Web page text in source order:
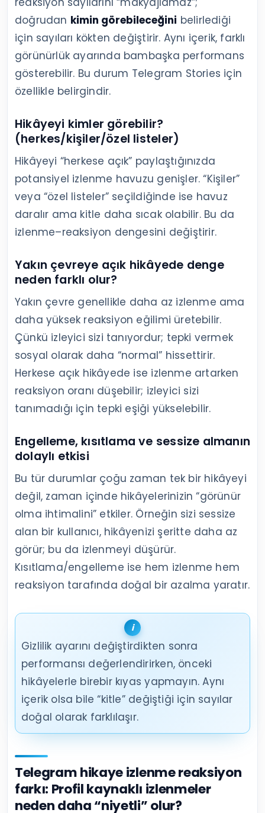
doğrudan kimin görebileceğini belirlediği
için sayıları kökten değiştirir. Aynı içerik, farklı
görünürlük ayarında bambaşka performans
gösterebilir. Bu durum Telegram Stories için
özellikle belirgindir.
Hikâyeyi kimler görebilir?
(herkes/kişiler/özel listeler)
Hikâyeyi “herkese açık” paylaştığınızda
potansiyel izlenme havuzu genişler. “Kişiler”
veya “özel listeler” seçildiğinde ise havuz
daralır ama kitle daha sıcak olabilir. Bu da
izlenme–reaksiyon dengesini değiştirir.
Yakın çevreye açık hikâyede denge
neden farklı olur?
Yakın çevre genellikle daha az izlenme ama
daha yüksek reaksiyon eğilimi üretebilir.
Çünkü izleyici sizi tanıyordur; tepki vermek
sosyal olarak daha “normal” hissettirir.
Herkese açık hikâyede ise izlenme artarken
reaksiyon oranı düşebilir; izleyici sizi
tanımadığı için tepki eşiği yükselebilir.
Engelleme, kısıtlama ve sessize almanın
dolaylı etkisi
Bu tür durumlar çoğu zaman tek bir hikâyeyi
değil, zaman içinde hikâyelerinizin “görünür
olma ihtimalini” etkiler. Örneğin sizi sessize
alan bir kullanıcı, hikâyenizi şeritte daha az
görür; bu da izlenmeyi düşürür.
Kısıtlama/engelleme ise hem izlenme hem
reaksiyon tarafında doğal bir azalma yaratır.
Gizlilik ayarını değiştirdikten sonra
performansı değerlendirirken, önceki
hikâyelerle birebir kıyas yapmayın. Aynı
içerik olsa bile “kitle” değiştiği için sayılar
doğal olarak farklılaşır.
Telegram hikaye izlenme reaksiyon
farkı: Profil kaynaklı izlenmeler
neden daha “niyetli” olur?